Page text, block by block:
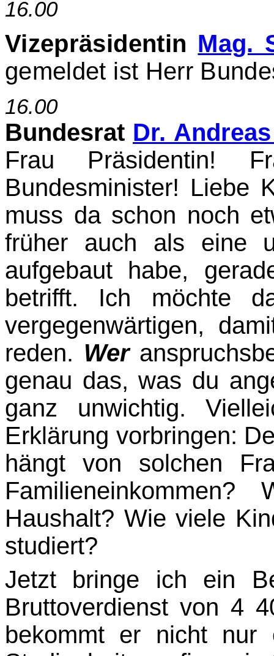
16.00
Vizepräsidentin Mag.
gemeldet ist Herr
16.00
Bundesrat Dr.
Frau Präsidentin!
Bundesminister! Liebe
muss da schon noch
früher auch als eine
aufgebaut habe,
betrifft. Ich möchte
vergegenwärtigen,
reden. Wer
genau das, was du
ganz unwichtig.
Erklärung vorbringen:
hängt von solchen
Haushalt? Wie viele
studiert?
Jetzt bringe ich ein
Bruttoverdienst von 4
bekommt er nicht nur